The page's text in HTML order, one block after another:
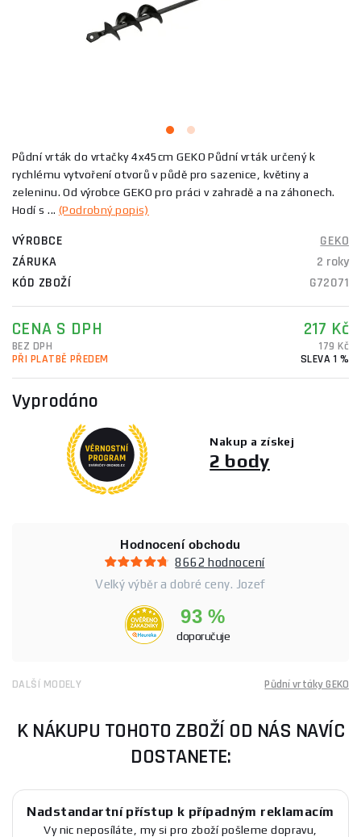
Půdní vrták do vrtačky 4x45cm GEKO Půdní vrták určený k
rychlému vytvoření otvorů v půdě pro sazenice, květiny a
zeleninu. Od výrobce GEKO pro práci v zahradě a na záhonech.
Hodí s ... (Podrobný popis)
VÝROBCE
GEKO
ZÁRUKA
2 roky
KÓD ZBOŽÍ
G72071
CENA S DPH 217 Kč
BEZ DPH
179 Kč
PŘI PLATBĚ PŘEDEM
SLEVA 1 %
Vyprodáno
Nakup a získej
2 body
Hodnocení obchodu
8662 hodnocení
Velký výběr a dobré ceny. Jozef
93 %
doporučuje
DALŠÍ MODELY Půdní vrtáky GEKO
K NÁKUPU TOHOTO ZBOŽÍ OD NÁS NAVÍC
DOSTANETE:
Nadstandartní přístup k případným reklamacím
Vy nic neposíláte, my si pro zboží pošleme dopravu,